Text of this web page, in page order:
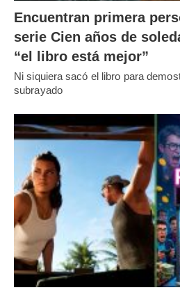
Encuentran primera
serie Cien años de
“el libro está mejor”
Ni siquiera sacó el libro para
subrayado